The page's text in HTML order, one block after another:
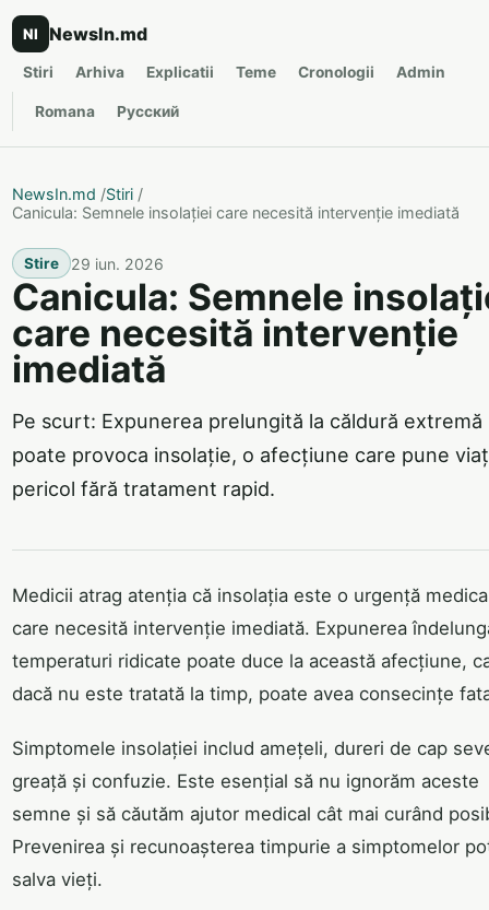
NI NewsIn.md
Stiri Arhiva Explicatii Teme Cronologii Admin
Romana Русский
NewsIn.md /Stiri /
Canicula: Semnele insolației care necesită intervenție imediată
Stire 29 iun. 2026
Canicula: Semnele
care necesită intervenție
imediată
Pe scurt: Expunerea prelungită la căldură extremă
poate provoca insolație, o afecțiune care pune
pericol fără tratament rapid.
Medicii atrag atenția că insolația este o urgență
care necesită intervenție imediată. Expunerea
temperaturi ridicate poate duce la această afecțiune,
dacă nu este tratată la timp, poate avea consecințe
Simptomele insolației includ amețeli, dureri de cap
greață și confuzie. Este esențial să nu ignorăm aceste
semne și să căutăm ajutor medical cât mai curând
Prevenirea și recunoașterea timpurie a simptomelor
salva vieți.